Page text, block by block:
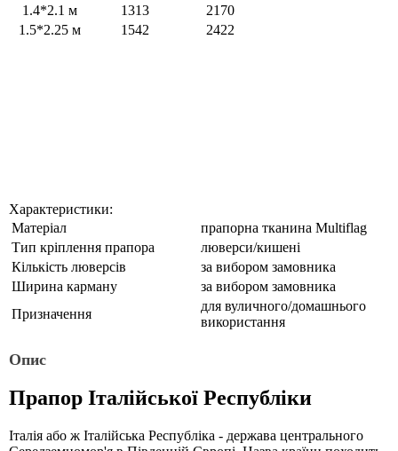
1.4*2.1 м
1313
2170
1.5*2.25 м
1542 2422
Характеристики:
Матеріал
прапорна тканина Multiflag
Тип кріплення прапора
люверси/кишені
Кількість люверсів
за вибором замовника
Ширина карману
за вибором замовника
Призначення
для вуличного/домашнього
використання
Опис
Прапор Італійської Республіки
Італія або ж Італійська Республіка - держава центрального